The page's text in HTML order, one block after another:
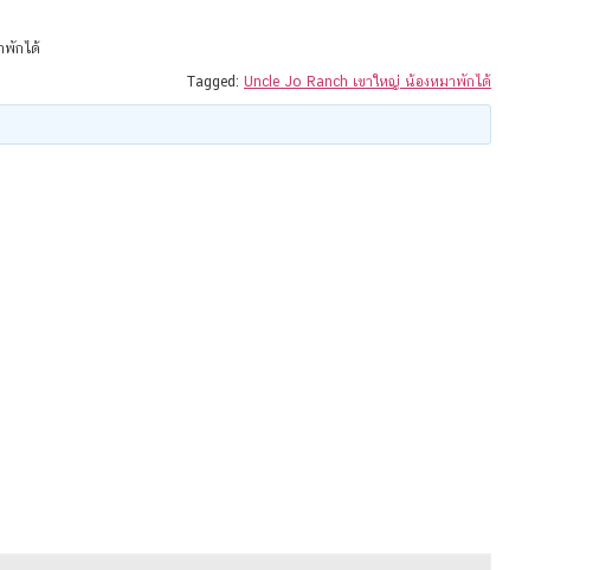
พักได้
Tagged: Uncle Jo Ranch เขาใหญ่ น้องหมาพักได้